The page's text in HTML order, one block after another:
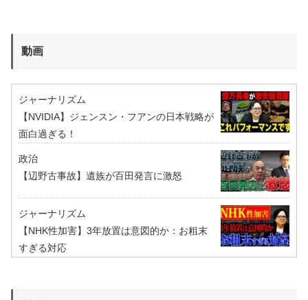
動画
ジャーナリズム
【NVIDIA】ジェンスン・フアンの日本戦略が
面白過ぎる！
政治
【辺野古事故】遺族が百田発言に激怒
ジャーナリズム
【NHK性加害】3年放置は意図的か：お粗末
すぎる対応